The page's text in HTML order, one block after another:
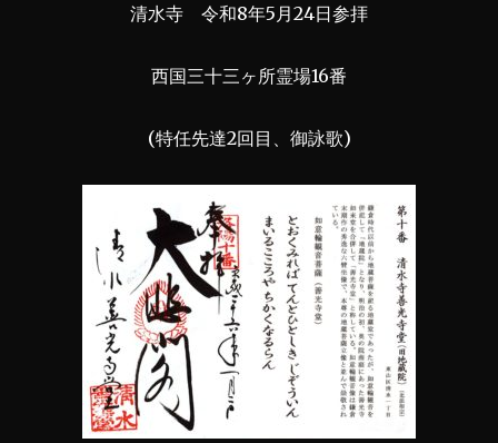
清水寺 令和8年5月24日参拝
西国三十三ヶ所霊場16番
(特任先達2回目、御詠歌)